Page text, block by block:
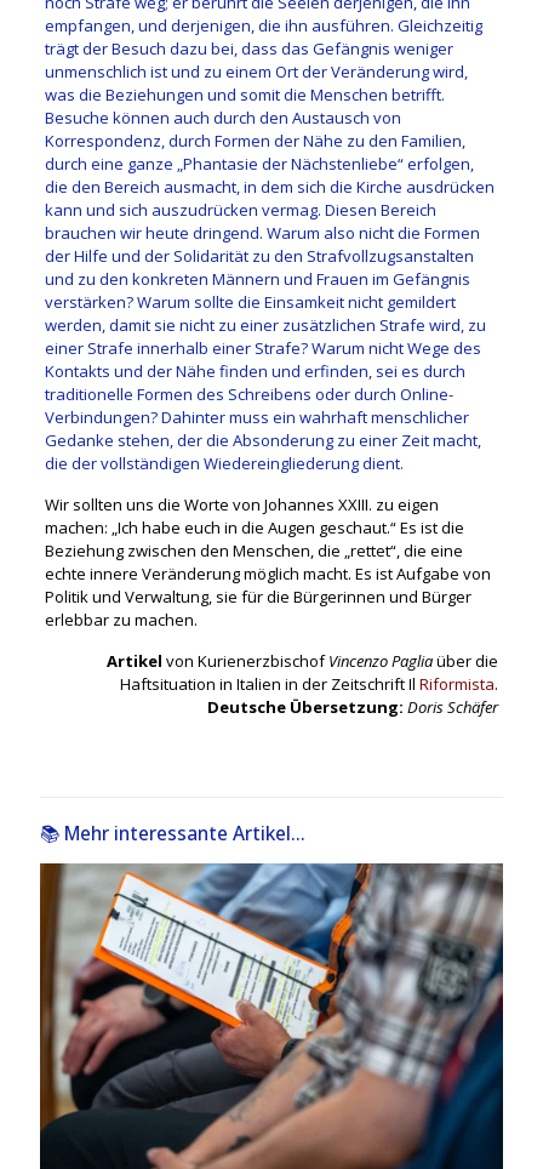
empfangen, und derjenigen, die ihn ausführen. Gleichzeitig
trägt der Besuch dazu bei, dass das Gefängnis weniger
unmenschlich ist und zu einem Ort der Veränderung wird,
was die Beziehungen und somit die Menschen betrifft.
Besuche können auch durch den Austausch von
Korrespondenz, durch Formen der Nähe zu den Familien,
durch eine ganze „Phantasie der Nächstenliebe“ erfolgen,
die den Bereich ausmacht, in dem sich die Kirche ausdrücken
kann und sich auszudrücken vermag. Diesen Bereich
brauchen wir heute dringend. Warum also nicht die Formen
der Hilfe und der Solidarität zu den Strafvollzugsanstalten
und zu den konkreten Männern und Frauen im Gefängnis
verstärken? Warum sollte die Einsamkeit nicht gemildert
werden, damit sie nicht zu einer zusätzlichen Strafe wird, zu
einer Strafe innerhalb einer Strafe? Warum nicht Wege des
Kontakts und der Nähe finden und erfinden, sei es durch
traditionelle Formen des Schreibens oder durch Online-
Verbindungen? Dahinter muss ein wahrhaft menschlicher
Gedanke stehen, der die Absonderung zu einer Zeit macht,
die der vollständigen Wiedereingliederung dient.
Wir sollten uns die Worte von Johannes XXIII. zu eigen
machen: „Ich habe euch in die Augen geschaut.“ Es ist die
Beziehung zwischen den Menschen, die „rettet“, die eine
echte innere Veränderung möglich macht. Es ist Aufgabe von
Politik und Verwaltung, sie für die Bürgerinnen und Bürger
erlebbar zu machen.
Artikel von KurienerzbischofVincenzo Pagliaüber die
Haftsituation in Italien in der Zeitschrift IlRiformista.
Deutsche Übersetzung: Doris Schäfer
📚 Mehr interessante Artikel...